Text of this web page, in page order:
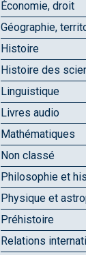
Économie, droit
Géographie,
Histoire
Histoire des
Linguistique
Livres audio
Mathématiques
Non classé
Philosophie et
Physique et
Préhistoire
Relations